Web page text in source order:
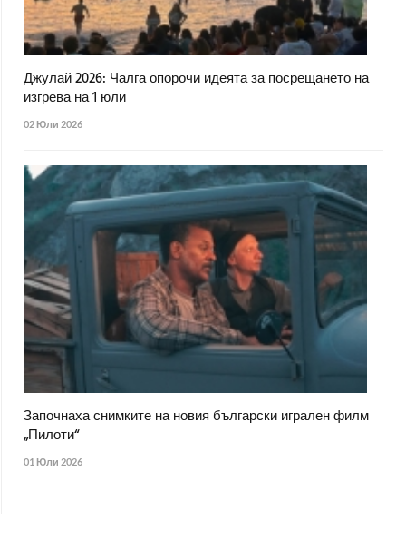
Джулай 2026: Чалга опорочи идеята за посрещането на
изгрева на 1 юли
02 Юли 2026
Започнаха снимките на новия български игрален филм
„Пилоти“
01 Юли 2026